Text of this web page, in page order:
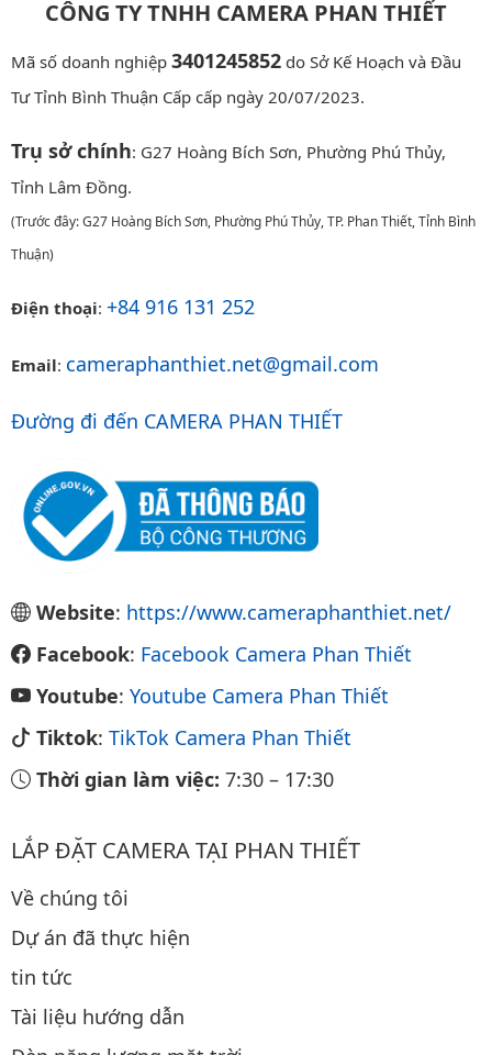
CÔNG TY TNHH CAMERA PHAN THIẾT
Mã số doanh nghiệp 3401245852 do Sở Kế Hoạch và Đầu
Tư Tỉnh Bình Thuận Cấp cấp ngày 20/07/2023.
Trụ sở chính: G27 Hoàng Bích Sơn, Phường Phú Thủy,
Tỉnh Lâm Đồng.
(Trước đây: G27 Hoàng Bích Sơn, Phường Phú Thủy, TP. Phan Thiết, Tỉnh Bình
Thuận)
Điện thoại: +84 916 131 252
Email: cameraphanthiet.net@gmail.com
Đường đi đến CAMERA PHAN THIẾT
Website: https://www.cameraphanthiet.net/
Facebook: Facebook Camera Phan Thiết
Youtube: Youtube Camera Phan Thiết
Tiktok: TikTok Camera Phan Thiết
Thời gian làm việc: 7:30 – 17:30
LẮP ĐẶT CAMERA TẠI PHAN THIẾT
Về chúng tôi
Dự án đã thực hiện
tin tức
Tài liệu hướng dẫn